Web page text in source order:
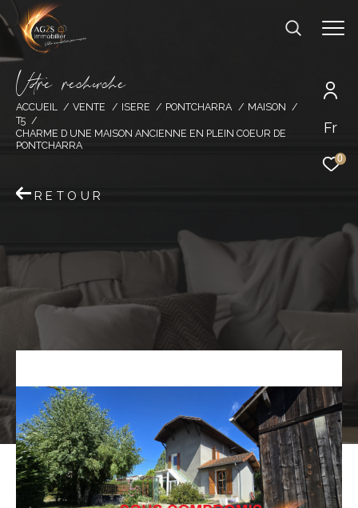
Fr
0
Vore recece
ACCUEIL VENTE ISERE PONTCHARRA
MAISON
T5
CHARME D UNE MAISON ANCIENNE EN PLEIN COEUR DE
PONTCHARRA
RETOUR